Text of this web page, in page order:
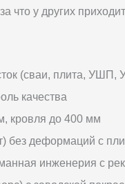
что у других
(сваи, плита, УШП,
качества
кровля до 400 мм
без деформаций с
инженерия с